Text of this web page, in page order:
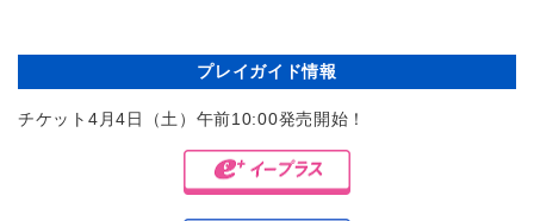
プレイガイド情報
チケット4月4日（土）午前10:00発売開始！